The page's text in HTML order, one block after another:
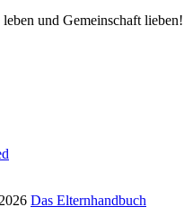
und Gemeinschaft lieben!
Das Elternhandbuch